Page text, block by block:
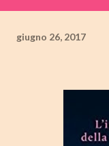
giugno 26, 2017